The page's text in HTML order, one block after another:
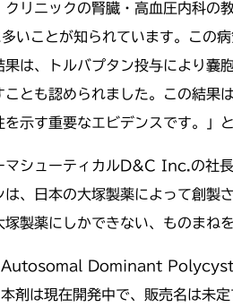
クリニックの腎臓・高血圧内科
いことが知られています。この
果は、トルバプタン投与により嚢
ことも認められました。この結果
を示す重要なエビデンスです。」
マシューティカルD&C Inc.の社
は、日本の大塚製薬によって創製
塚製薬にしかできない、ものまね
Autosomal Dominant
本剤は現在開発中で、販売名は未定